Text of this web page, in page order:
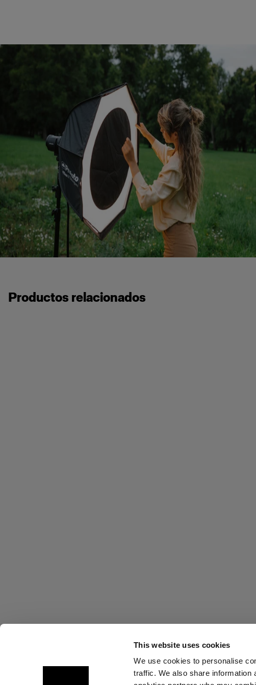
This website uses cookies
We use cookies to personalise
traffic. We also share information
Productos relacionados